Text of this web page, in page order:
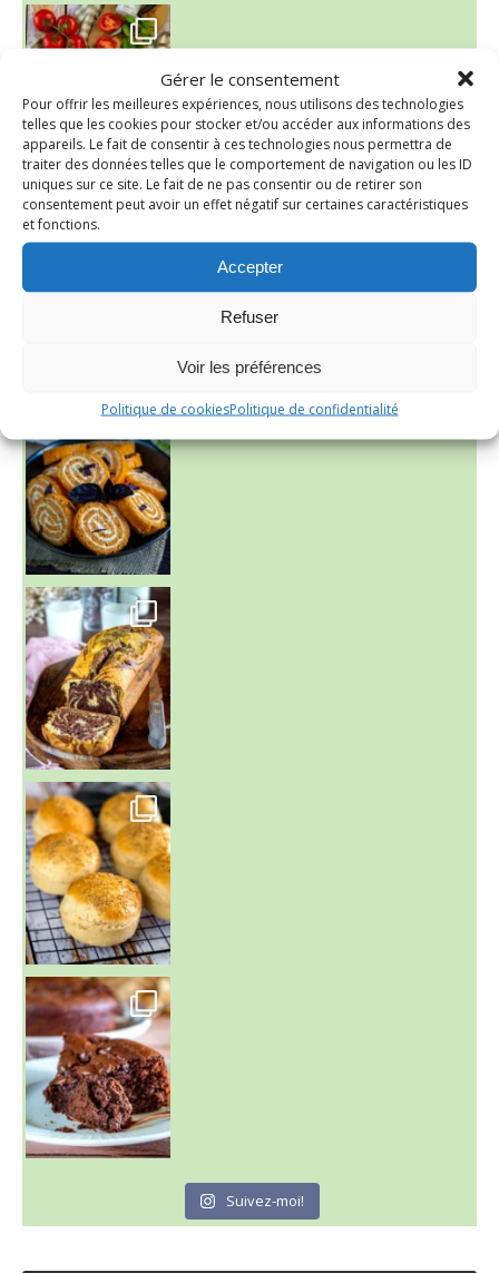
Gérer le consentement
Pour offrir les meilleures expériences, nous utilisons des technologies
telles que les cookies pour stocker et/ou accéder aux informations des
appareils. Le fait de consentir à ces technologies nous permettra de
traiter des données telles que le comportement de navigation ou les ID
uniques sur ce site. Le fait de ne pas consentir ou de retirer son
consentement peut avoir un effet négatif sur certaines caractéristiques
et fonctions.
Accepter
Refuser
Voir les préférences
Politique de cookiesPolitique de confidentialité
~ SALADE DE PÂTES AUX DEUX TOMATES THON ET BURRA
~ FINANCIERS MYRTILLES ET CITRON ~
Aujourd'hu
~ BUNS MAISON ~
Un peu de boulange par ici au
~ GÂTEAU FONDANT CHOCO NOISETTE ~
C'est lundi
Suivez-moi!